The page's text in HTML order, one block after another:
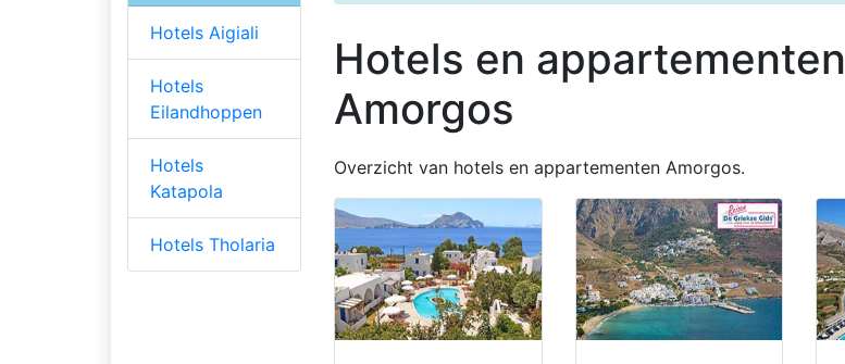
Hotels en appartementen
Amorgos
Overzicht van hotels en appartementen Amorgos.
Hotels Aigiali
Hotels
Eilandhoppen
Hotels
Katapola
Hotels Tholaria